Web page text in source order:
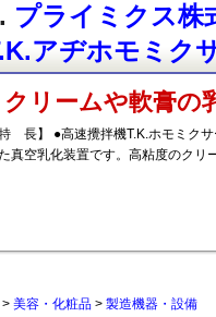
プライミクス
アヂホモミク
クリームや軟膏の
特 長】 ●高速攪拌機T.K.ホモミク
真空乳化装置です。高粘度のクリ
> 美容・化粧品 > 製造機器・設備